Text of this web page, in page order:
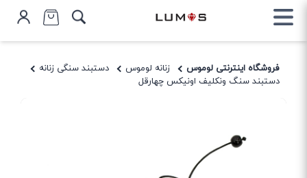
فروشگاه اینترنتی لوموس زنانه لوموس
دستبند سنگی زنانه
دستبند سنگ ونکلیف اونیکس چهارقل